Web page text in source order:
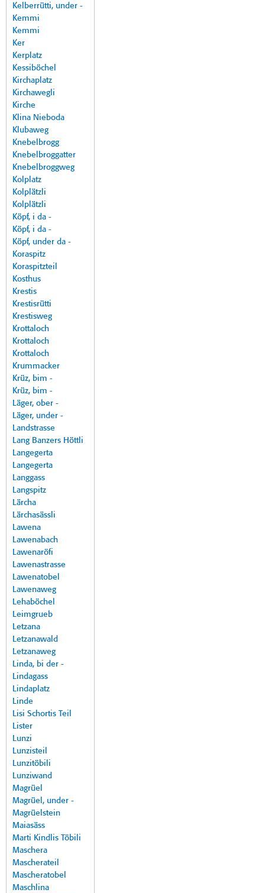
Kelberrütti, under -
Kemmi
Kemmi
Ker
Kerplatz
Kessiböchel
Kirchaplatz
Kirchawegli
Kirche
Klina Nieboda
Klubaweg
Knebelbrogg
Knebelbroggatter
Knebelbroggweg
Kolplatz
Kolplätzli
Kolplätzli
Köpf, i da -
Köpf, i da -
Köpf, under da -
Koraspitz
Koraspitzteil
Kosthus
Krestis
Krestisrütti
Krestisweg
Krottaloch
Krottaloch
Krottaloch
Krummacker
Krüz, bim -
Krüz, bim -
Läger, ober -
Läger, under -
Landstrasse
Lang Banzers Höttli
Langegerta
Langegerta
Langgass
Langspitz
Lärcha
Lärchasässli
Lawena
Lawenabach
Lawenaröfi
Lawenastrasse
Lawenatobel
Lawenaweg
Lehaböchel
Leimgrueb
Letzana
Letzanawald
Letzanaweg
Linda, bi der -
Lindagass
Lindaplatz
Linde
Lisi Schortis Teil
Lister
Lunzi
Lunzisteil
Lunzitöbili
Lunziwand
Magrüel
Magrüel, under -
Magrüelstein
Maiasäss
Marti Kindlis Töbili
Maschera
Mascherateil
Mascheratobel
Maschlina